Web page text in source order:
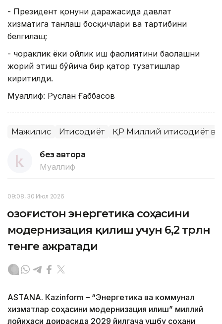
- Президент қонуни даражасида давлат
хизматига танлаш босқичлари ва тартибини
белгилаш;
- чораклик ёки ойлик иш фаолиятини баҳолашни
жорий этиш бўйича бир қатор тузатишлар
киритилди.
Муаллиф: Руслан Ғаббасов
Мажилис Иқтисодиёт ҚР Миллий иқтисодиёт
без автора
Муаллиф
09:08, 30 Июл 2026
Қозоғистон энергетика соҳасини
модернизация қилиш учун 6,2 трлн
тенге ажратади
ASTANА. Кazinform – “Энергетика ва коммунал
хизматлар соҳасини модернизация қилиш” миллий
лойиҳаси доирасида 2029 йилгача ушбу соҳани